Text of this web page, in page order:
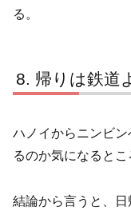
る。
帰りは鉄道
ハノイからニンビ
るのか気になるとこ
結論から言うと、